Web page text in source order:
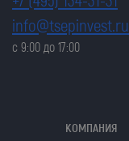
info@tsepinvest.ru
с 9:00 до 17:00
КОМПАНИЯ